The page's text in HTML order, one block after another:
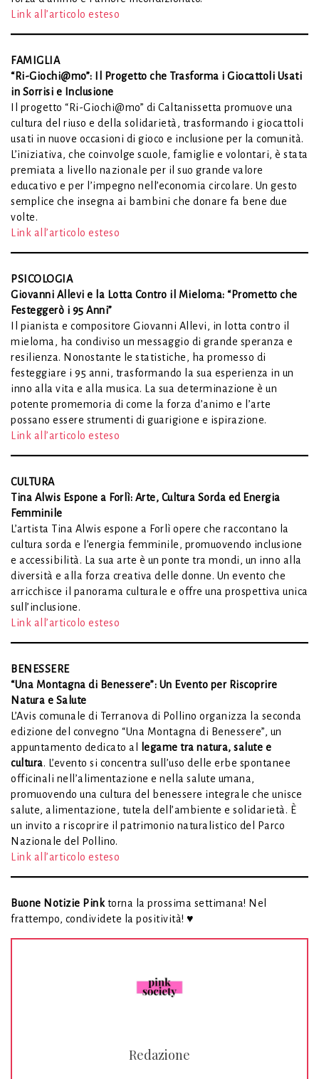
Link all’articolo esteso
FAMIGLIA
“Ri-Giochi@mo”: Il Progetto che Trasforma i Giocattoli Usati
in Sorrisi e Inclusione
Il progetto “Ri-Giochi@mo” di Caltanissetta promuove una
cultura del riuso e della solidarietà, trasformando i giocattoli
usati in nuove occasioni di gioco e inclusione per la comunità.
L’iniziativa, che coinvolge scuole, famiglie e volontari, è stata
premiata a livello nazionale per il suo grande valore
educativo e per l’impegno nell’economia circolare. Un gesto
semplice che insegna ai bambini che donare fa bene due
volte.
Link all’articolo esteso
PSICOLOGIA
Giovanni Allevi e la Lotta Contro il Mieloma: “Prometto che
Festeggerò i 95 Anni”
Il pianista e compositore Giovanni Allevi, in lotta contro il
mieloma, ha condiviso un messaggio di grande speranza e
resilienza. Nonostante le statistiche, ha promesso di
festeggiare i 95 anni, trasformando la sua esperienza in un
inno alla vita e alla musica. La sua determinazione è un
potente promemoria di come la forza d’animo e l’arte
possano essere strumenti di guarigione e ispirazione.
Link all’articolo esteso
CULTURA
Tina Alwis Espone a Forlì: Arte, Cultura Sorda ed Energia
Femminile
L’artista Tina Alwis espone a Forlì opere che raccontano la
cultura sorda e l’energia femminile, promuovendo inclusione
e accessibilità. La sua arte è un ponte tra mondi, un inno alla
diversità e alla forza creativa delle donne. Un evento che
arricchisce il panorama culturale e offre una prospettiva unica
sull’inclusione.
Link all’articolo esteso
BENESSERE
“Una Montagna di Benessere”: Un Evento per Riscoprire
Natura e Salute
L’Avis comunale di Terranova di Pollino organizza la seconda
edizione del convegno “Una Montagna di Benessere”, un
appuntamento dedicato al
legame tra natura, salute e
cultura. L’evento si concentra sull’uso delle erbe spontanee
officinali nell’alimentazione e nella salute umana,
promuovendo una cultura del benessere integrale che unisce
salute, alimentazione, tutela dell’ambiente e solidarietà. È
un invito a riscoprire il patrimonio naturalistico del Parco
Nazionale del Pollino.
Link all’articolo esteso
Buone Notizie Pinktorna la prossima settimana! Nel
frattempo, condividete la positività! ♥
Redazione